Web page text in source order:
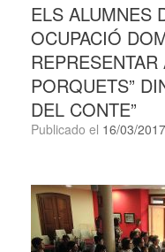
ELS ALUMNES
OCUPACIÓ
PORQUETS”
DEL CONTE”
Publicado el 16/03/2017